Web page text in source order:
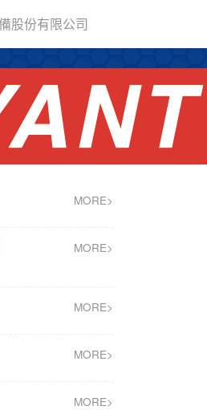
股份有限公司
MORE>
MORE>
MORE>
MORE>
MORE>